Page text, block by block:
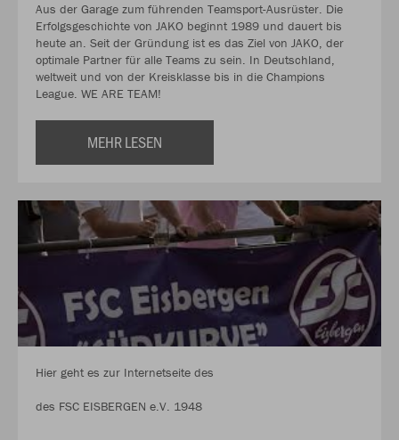
Aus der Garage zum führenden Teamsport-Ausrüster. Die
Erfolgsgeschichte von JAKO beginnt 1989 und dauert bis
heute an. Seit der Gründung ist es das Ziel von JAKO, der
optimale Partner für alle Teams zu sein. In Deutschland,
weltweit und von der Kreisklasse bis in die Champions
League. WE ARE TEAM!
MEHR LESEN
Hier geht es zur Internetseite des
des FSC EISBERGEN e.V. 1948